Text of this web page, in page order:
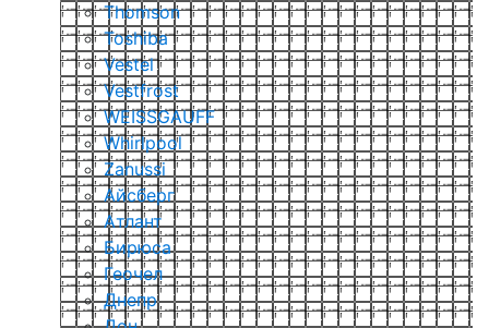
Thomson
Toshiba
Vestel
Vestfrost
WEISSGAUFF
Whirlpool
Zanussi
Айсберг
Атлант
Бирюса
Геочел
Днепр